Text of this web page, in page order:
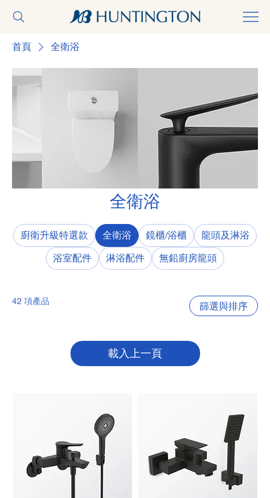
首頁 全衛浴
全衛浴
廚衛升級特選款 全衛浴 鏡櫃/浴櫃
龍頭及淋浴
浴室配件
淋浴配件 無鉛廚房龍頭
42 項產品 篩選與排序
載入上一頁